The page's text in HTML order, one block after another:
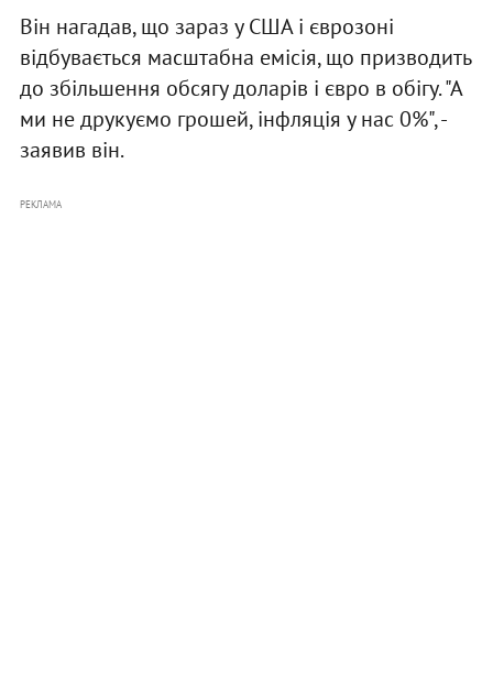
Він нагадав, що зараз у США і єврозоні
відбувається масштабна емісія, що призводить
до збільшення обсягу доларів і євро в обігу. "А
ми не друкуємо грошей, інфляція у нас 0%", -
заявив він.
РЕКЛАМА